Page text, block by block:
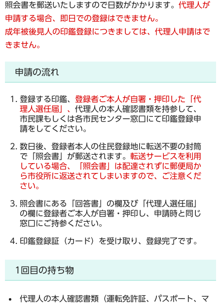
照会書を郵送いたしますので日数がかかります。 代理人が
申請する場合、即日での登録はできません。
成年被後見人の印鑑登録につきましては、代理人申請はで
きません。
申請の流れ
登録する印鑑、 登録者ご本人が自署・押印した「代
理人選任届」、 代理人の本人確認書類を持参して、
市民課もしくは各市民センター窓口にて印鑑登録申
請をしてください。
数日後、登録者本人の住民登録地に転送不要の封筒
で「照会書」が郵送されます。 転送サービスを利用
している場合、「照会書」は配達されずに郵便局か
ら市役所に返送されてしまいますので、ご注意くだ
さい。
照会書にある「回答書」の欄及び「代理人選任届」
の欄に登録者ご本人が自署・押印し、申請時と同じ
窓口にご持参ください。
印鑑登録証（カード）を受け取り、登録完了です。
1回目の持ち物
代理人の本人確認書類（運転免許証、パスポート、マ